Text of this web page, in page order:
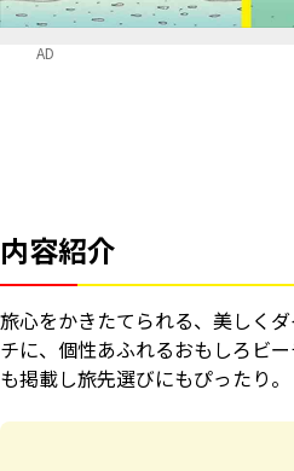
AD
内容紹介
旅心をかきたてられる、美しく
チに、個性あふれるおもしろビ
も掲載し旅先選びにもぴったり。